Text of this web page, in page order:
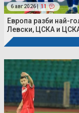
6 авг 2026 | 11
Европа разби най-
Левски, ЦСКА и